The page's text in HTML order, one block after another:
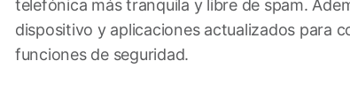
telefónica más tranquila y libre de spam.
dispositivo y aplicaciones actualizados para
funciones de seguridad.